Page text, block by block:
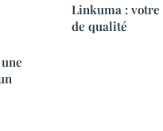
Linkuma :
de qualité